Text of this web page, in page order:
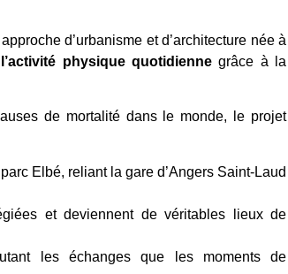
d’urbanisme et d’architecture née à
physique quotidienne grâce à la
de mortalité dans le monde, le projet
Elbé, reliant la gare d’Angers Saint-Laud
et deviennent de véritables lieux de
les échanges que les moments de